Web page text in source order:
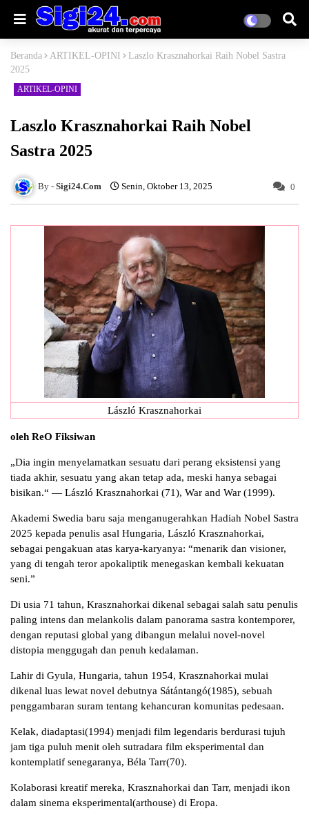
Beranda ARTIKEL-OPINI
Laszlo Krasznahorkai Raih Nobel Sastra
2025
ARTIKEL-OPINI
Laszlo Krasznahorkai Raih Nobel
Sastra 2025
Sigi24.Com Senin, Oktober 13, 2025 0
László Krasznahorkai
oleh ReO Fiksiwan
„Dia ingin menyelamatkan sesuatu dari perang eksistensi yang
tiada akhir, sesuatu yang akan tetap ada, meski hanya sebagai
bisikan.“ — László Krasznahorkai (71), War and War (1999).
Akademi Swedia baru saja menganugerahkan Hadiah Nobel Sastra
2025 kepada penulis asal Hungaria, László Krasznahorkai,
sebagai pengakuan atas karya-karyanya: “menarik dan visioner,
yang di tengah teror apokaliptik menegaskan kembali kekuatan
seni.”
Di usia 71 tahun, Krasznahorkai dikenal sebagai salah satu penulis
paling intens dan melankolis dalam panorama sastra kontemporer,
dengan reputasi global yang dibangun melalui novel-novel
distopia menggugah dan penuh kedalaman.
Lahir di Gyula, Hungaria, tahun 1954, Krasznahorkai mulai
dikenal luas lewat novel debutnya Sátántangó(1985), sebuah
penggambaran suram tentang kehancuran komunitas pedesaan.
Kelak, diadaptasi(1994) menjadi film legendaris berdurasi tujuh
jam tiga puluh menit oleh sutradara film eksperimental dan
kontemplatif senegaranya, Béla Tarr(70).
Kolaborasi kreatif mereka, Krasznahorkai dan Tarr, menjadi ikon
dalam sinema eksperimental(arthouse) di Eropa.